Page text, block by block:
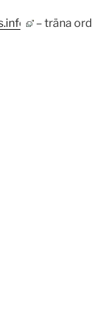
– träna ord